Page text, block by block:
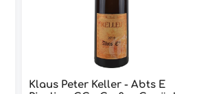
Klaus Peter Keller - Abts E